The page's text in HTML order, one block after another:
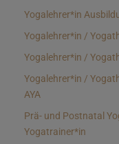
Yogalehrer*in
Yogalehrer*in /
Yogalehrer*in /
Yogalehrer*in /
AYA
Prä- und Postnatal
Yogatrainer*in